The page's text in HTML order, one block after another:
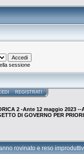
sessione
REGISTRATI
2 -Ante 12 maggio 2023 --
DI GOVERNO PER
rovinato e reso